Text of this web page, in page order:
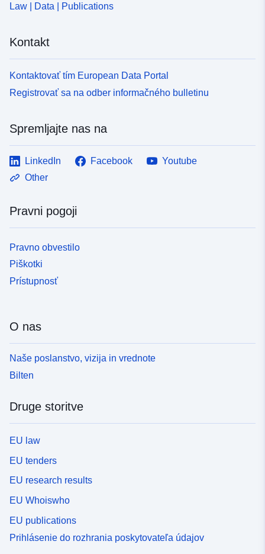
Law | Data | Publications
Kontakt
Kontaktovať tím European Data Portal
Registrovať sa na odber informačného bulletinu
Spremljajte nas na
LinkedIn Facebook
Youtube
Other
Pravni pogoji
Pravno obvestilo
Piškotki
Prístupnosť
O nas
Naše poslanstvo, vizija in vrednote
Bilten
Druge storitve
EU law
EU tenders
EU research results
EU Whoiswho
EU publications
Prihlásenie do rozhrania poskytovateľa údajov